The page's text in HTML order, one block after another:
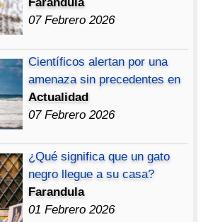
07 Febrero 2026
Científicos alertan por una
amenaza sin precedentes en
Actualidad
07 Febrero 2026
¿Qué significa que un gato
negro llegue a su casa?
Farandula
01 Febrero 2026